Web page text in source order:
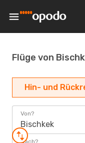
Flüge von
Hin- und
Von?
Bischkek
Nach?